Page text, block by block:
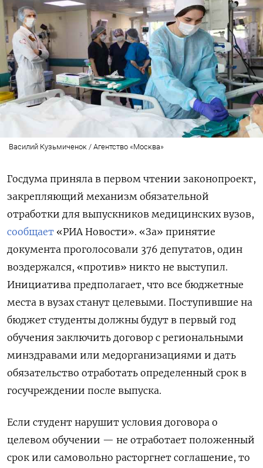
Василий Кузьмиченок / Агентство «Москва»
Госдума приняла в первом чтении законопроект,
закрепляющий механизм обязательной
отработки для выпускников медицинских вузов,
сообщает «РИА Новости». «За» принятие
документа проголосовали 376 депутатов, один
воздержался, «против» никто не выступил.
Инициатива предполагает, что все бюджетные
места в вузах станут целевыми. Поступившие на
бюджет студенты должны будут в первый год
обучения заключить договор с региональными
минздравами или медорганизациями и дать
обязательство отработать определенный срок в
госучреждении после выпуска.
Если студент нарушит условия договора о
целевом обучении — не отработает положенный
срок или самовольно расторгнет соглашение, то